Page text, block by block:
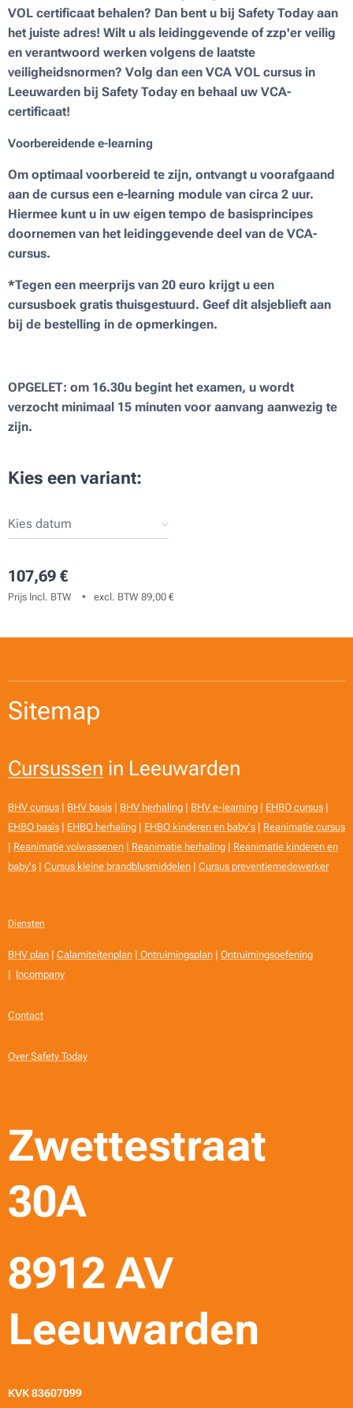
VOL certificaat behalen? Dan bent u bij Safety Today aan
het juiste adres! Wilt u als leidinggevende of zzp'er veilig
en verantwoord werken volgens de laatste
veiligheidsnormen? Volg dan een VCA VOL cursus in
Leeuwarden bij Safety Today en behaal uw VCA-
certificaat!
Voorbereidende e-learning
Om optimaal voorbereid te zijn, ontvangt u voorafgaand
aan de cursus een e-learning module van circa 2 uur.
Hiermee kunt u in uw eigen tempo de basisprincipes
doornemen van het leidinggevende deel van de VCA-
cursus.
*Tegen een meerprijs van 20 euro krijgt u een
cursusboek gratis thuisgestuurd. Geef dit alsjeblieft aan
bij de bestelling in de opmerkingen.
OPGELET: om 16.30u begint het examen, u wordt
verzocht minimaal 15 minuten voor aanvang aanwezig te
zijn.
Kies een variant:
Kies datum
107,69 €
Prijs Incl. BTW excl. BTW 89,00 €
Sitemap
Cursussen in Leeuwarden
BHV cursus | BHV basis | BHV herhaling | BHV e-learning | EHBO cursus |
EHBO basis | EHBO herhaling | EHBO kinderen en baby's | Reanimatie cursus
| Reanimatie volwassenen | Reanimatie herhaling | Reanimatie kinderen en
baby's | Cursus kleine brandblusmiddelen | Cursus preventiemedewerker
Diensten
BHV plan | Calamiteitenplan | Ontruimingsplan | Ontruimingsoefening
| Incompany
Contact
Over Safety Today
Zwettestraat
30A
8912 AV
Leeuwarden
KVK 83607099